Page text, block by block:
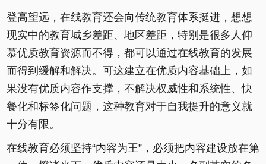
登高望远，在线教育还会向传统教育体系挺进，想想
现实中的教育城乡差距、地区差距，特别是很多人仰
慕优质教育资源而不得，都可以通过在线教育的发展
而得到缓解和解决。可这建立在优质内容基础上，如
果没有优质内容作支撑，不解决权威性和系统性、快
餐化和标签化问题，这种教育对于自我提升的意义就
十分有限。
在线教育必须坚持“内容为王”，必须把内容建设放在第